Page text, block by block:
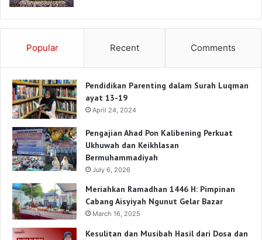
Popular Recent Comments
Pendidikan Parenting dalam Surah Luqman
ayat 13-19
April 24, 2024
Pengajian Ahad Pon Kalibening Perkuat
Ukhuwah dan Keikhlasan
Bermuhammadiyah
July 6, 2026
Meriahkan Ramadhan 1446 H: Pimpinan
Cabang Aisyiyah Ngunut Gelar Bazar
March 16, 2025
Kesulitan dan Musibah Hasil dari Dosa dan